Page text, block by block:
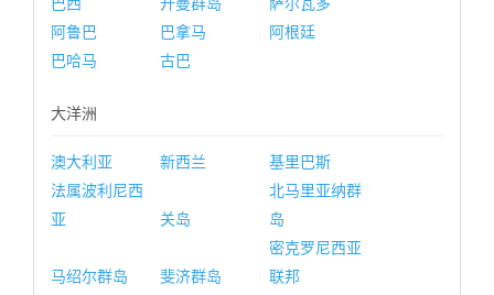
阿鲁巴
巴拿马
阿根廷
巴哈马
古巴
大洋洲
澳大利亚 新西兰
基里巴斯
法属波利尼西
亚
关岛
北马里亚纳群
岛
马绍尔群岛 斐济群岛
密克罗尼西亚
联邦